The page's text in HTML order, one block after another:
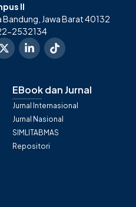
II
Jawa Barat 40132
2532134
EBook dan Jurnal
Jurnal Internasional
Jurnal Nasional
SIMLITABMAS
Repositori